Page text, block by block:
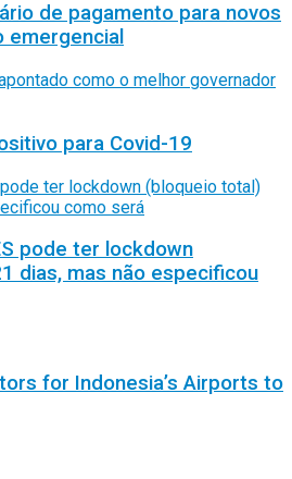
de pagamento para novos
emergencial
para Covid-19
pode ter lockdown
dias, mas não especificou
for Indonesia’s Airports to